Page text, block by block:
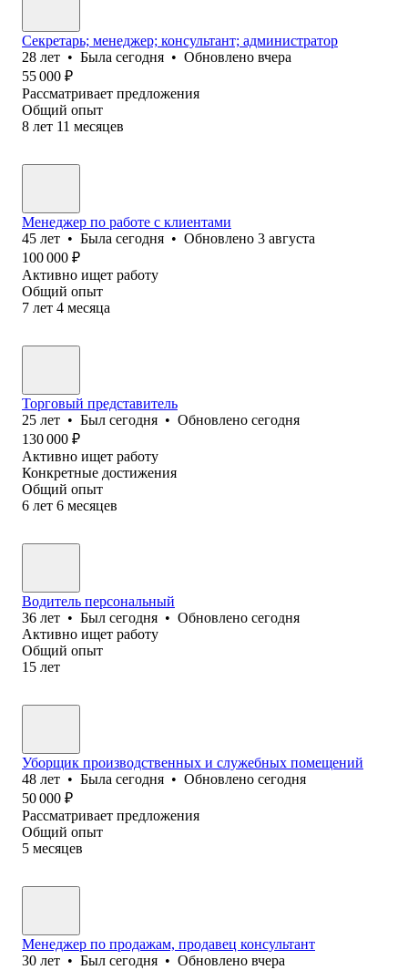
Секретарь; менеджер; консультант; администратор
28 лет • Была сегодня • Обновлено вчера
55 000 ₽
Рассматривает предложения
Общий опыт
8 лет 11 месяцев
Менеджер по работе с клиентами
45 лет • Была сегодня • Обновлено 3 августа
100 000 ₽
Активно ищет работу
Общий опыт
7 лет 4 месяца
Торговый представитель
25 лет • Был сегодня • Обновлено сегодня
130 000 ₽
Активно ищет работу
Конкретные достижения
Общий опыт
6 лет 6 месяцев
Водитель персональный
36 лет • Был сегодня • Обновлено сегодня
Активно ищет работу
Общий опыт
15 лет
Уборщик производственных и служебных помещений
48 лет • Была сегодня • Обновлено сегодня
50 000 ₽
Рассматривает предложения
Общий опыт
5 месяцев
Менеджер по продажам, продавец консультант
30 лет • Был сегодня • Обновлено вчера